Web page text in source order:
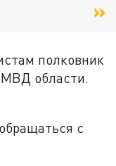
полковник
области.
с